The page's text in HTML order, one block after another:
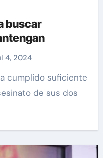
buscar
4, 2024
de sus dos